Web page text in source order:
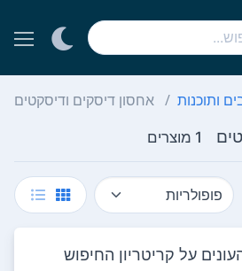
ותוכנות אחסון דיסקים ודיסקטים
1 מוצרים
על קריטריון החיפוש